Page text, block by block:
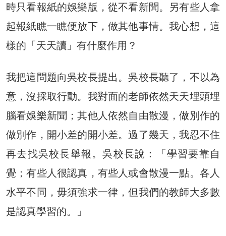
時只看報紙的娛樂版，從不看新聞。另有些人拿
起報紙瞧一瞧便放下，做其他事情。我心想，這
樣的「天天讀」有什麼作用？
我把這問題向吳校長提出。吳校長聽了，不以為
意，沒採取行動。我對面的老師依然天天埋頭埋
腦看娛樂新聞；其他人依然自由散漫，做別作的
做別作，開小差的開小差。過了幾天，我忍不住
再去找吳校長舉報。吳校長說：「學習要靠自
覺；有些人很認真，有些人或會散漫一點。各人
水平不同，毋須強求一律，但我們的教師大多數
是認真學習的。」